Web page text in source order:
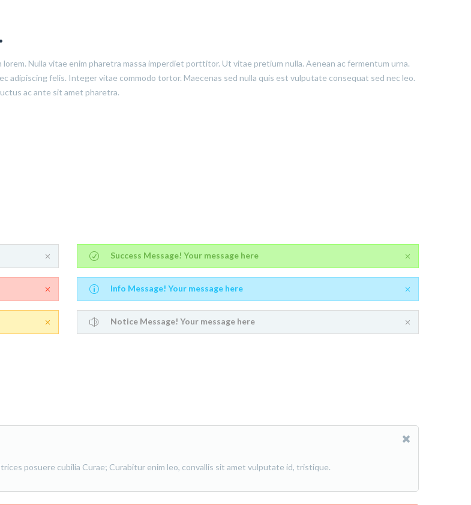
Nulla vitae enim pharetra massa imperdiet porttitor. Ut vitae pretium nulla. Aenean ac fermentum urna.
adipiscing felis. Integer vitae commodo tortor. Maecenas sed nulla quis est vulputate consequat sed nec leo.
ac ante sit amet pharetra.
Success Message! Your message here
Info Message! Your message here
Notice Message! Your message here
posuere cubilia Curae; Curabitur enim leo, convallis sit amet vulputate id, tristique.